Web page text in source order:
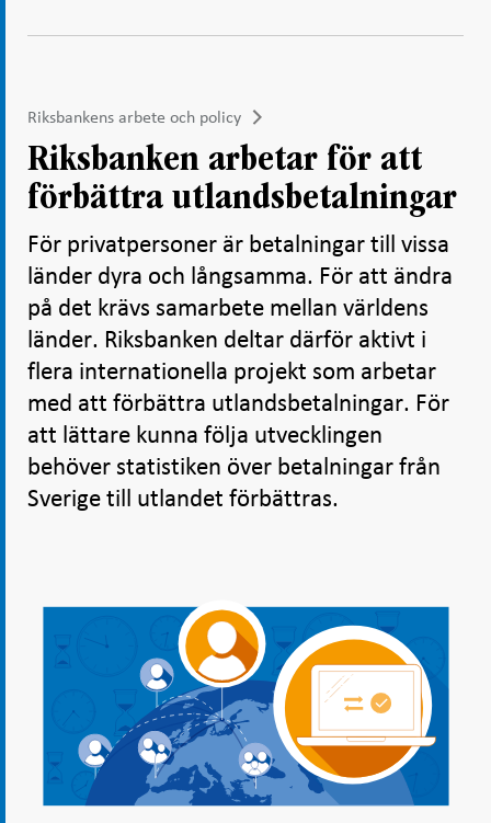
Riksbankens arbete och policy
Riksbanken arbetar för att
förbättra utlandsbetalningar
För privatpersoner är betalningar till vissa
länder dyra och långsamma. För att ändra
på det krävs samarbete mellan världens
länder. Riksbanken deltar därför aktivt i
flera internationella projekt som arbetar
med att förbättra utlandsbetalningar. För
att lättare kunna följa utvecklingen
behöver statistiken över betalningar från
Sverige till utlandet förbättras.